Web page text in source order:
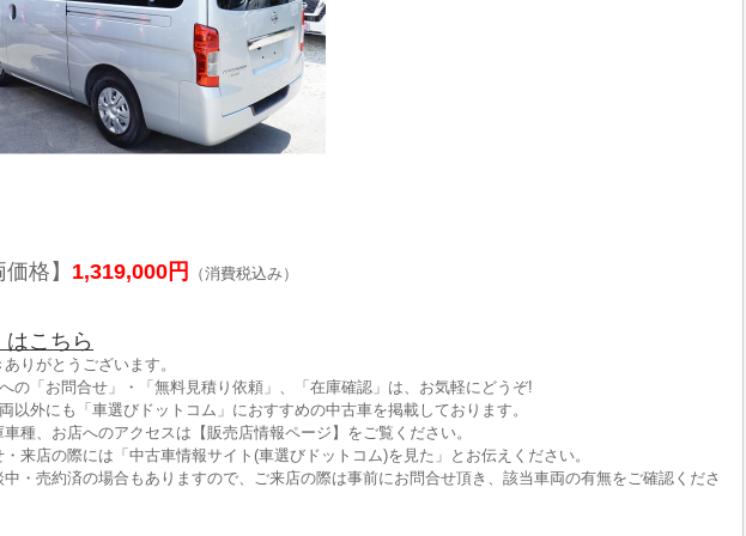
価格】 1,319,000円 （消費税込み）
はこちら
りがとうございます。
の「お問合せ」・「無料見積り依頼」、「在庫確認」は、お気軽にどうぞ!
以外にも「車選びドットコム」におすすめの中古車を掲載しております。
種、お店へのアクセスは【販売店情報ページ】をご覧ください。
・来店の際には「中古車情報サイト(車選びドットコム)を見た」とお伝えください。
中・売約済の場合もありますので、ご来店の際は事前にお問合せ頂き、該当車両の有無をご確認くださ